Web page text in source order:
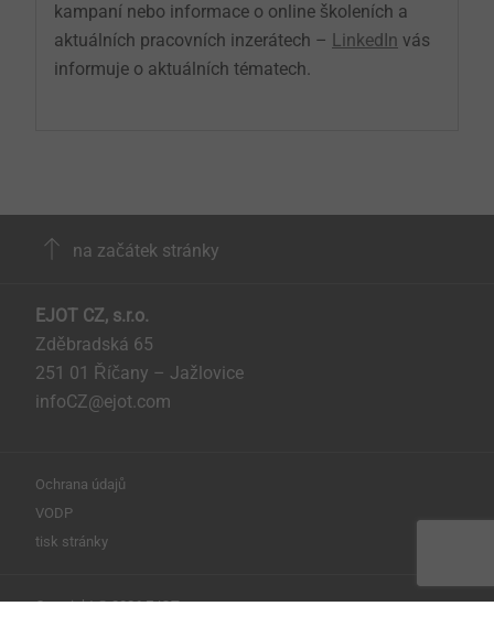
kampaní nebo informace o online školeních a
aktuálních pracovních inzerátech – LinkedIn vás
informuje o aktuálních tématech.
na začátek stránky
EJOT CZ, s.r.o.
Zděbradská 65
251 01 Říčany – Jažlovice
infoCZ@ejot.com
Copyright © 2026 EJOT
Ochrana údajů
VODP
tisk stránky